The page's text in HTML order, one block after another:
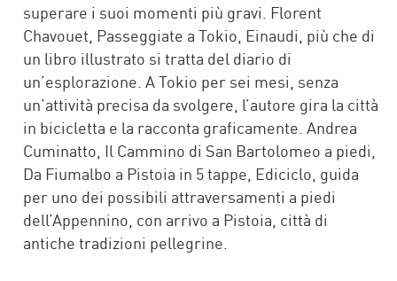
superare i suoi momenti più gravi. Florent
Chavouet, Passeggiate a Tokio, Einaudi, più che di
un libro illustrato si tratta del diario di
un’esplorazione. A Tokio per sei mesi, senza
un’attività precisa da svolgere, l’autore gira la città
in bicicletta e la racconta graficamente. Andrea
Cuminatto, Il Cammino di San Bartolomeo a piedi,
Da Fiumalbo a Pistoia in 5 tappe, Ediciclo, guida
per uno dei possibili attraversamenti a piedi
dell’Appennino, con arrivo a Pistoia, città di
antiche tradizioni pellegrine.